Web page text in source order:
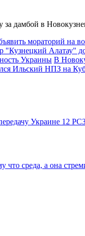
дамбой в
мораторий на
"Кузнецкий Алатау"
Украины В
Ильский НПЗ на
Украине 12
что среда, а она